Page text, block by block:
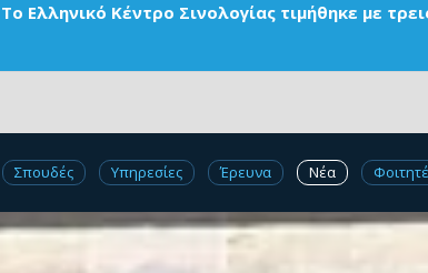
Το Ελληνικό Κέντρο Σινολογίας τιμήθηκε με
Σπουδές Υπηρεσίες Έρευνα Νέα